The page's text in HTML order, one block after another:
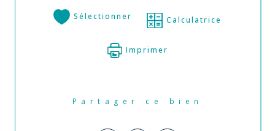
Sélectionner Calculatrice
Imprimer
Partager ce bien